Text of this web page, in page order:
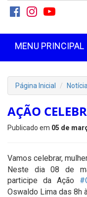
MENU PRINCIPAL
Página Inicial
AÇÃO
Publicado em 05 de
Vamos celebrar,
Neste dia 08 de
participe da Ação
Oswaldo Lima das 8h